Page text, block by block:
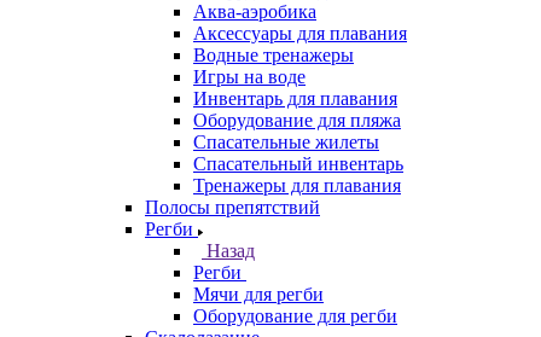
Аква-аэробика
Аксессуары для плавания
Водные тренажеры
Игры на воде
Инвентарь для плавания
Оборудование для пляжа
Спасательные жилеты
Спасательный инвентарь
Тренажеры для плавания
Полосы препятствий
Регби
Назад
Регби
Мячи для регби
Оборудование для регби